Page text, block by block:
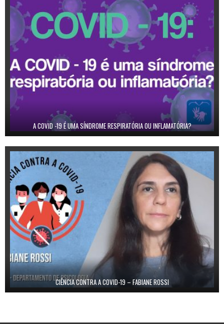
A COVID -19 É UMA SÍNDROME RESPIRATÓRIA OU INFLAMATÓRIA?
CIÊNCIA CONTRA A COVID-19 – FABIANE ROSSI